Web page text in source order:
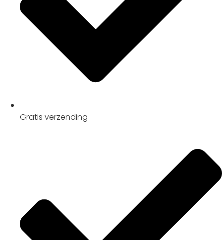
Gratis verzending